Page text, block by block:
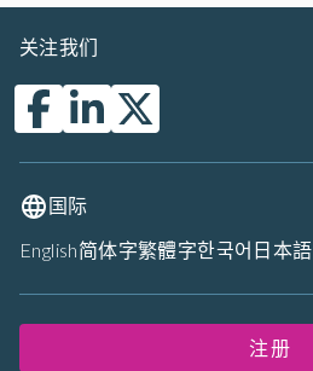
关注我们
国际
English简体字繁體字한국어 日本語
注册